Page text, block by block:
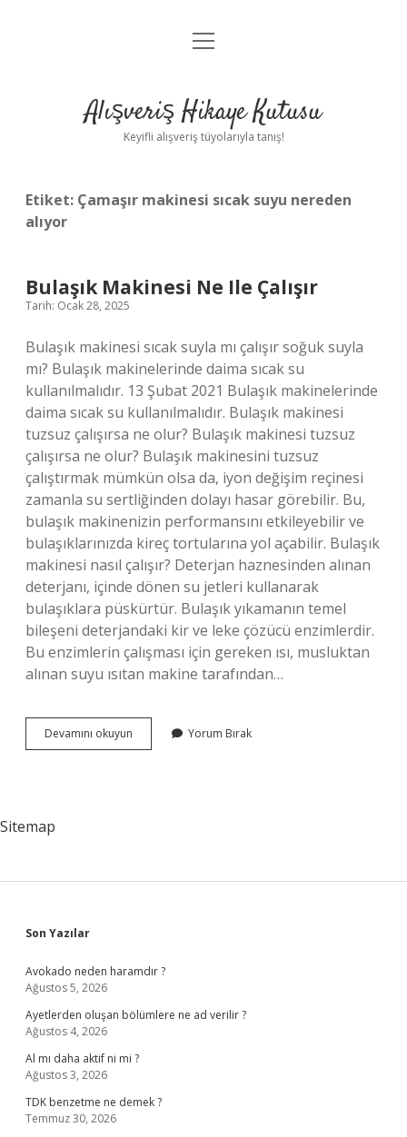
Anasayfa
Yasal Uyarı
menüyü
Alışveriş Hikaye Kutusu
Keyifli alışveriş tüyolarıyla tanış!
Etiket: Çamaşır makinesi sıcak suyu nereden
alıyor
Bulaşık Makinesi Ne Ile Çalışır
Tarih: Ocak 28, 2025
Bulaşık makinesi sıcak suyla mı çalışır soğuk suyla
mı? Bulaşık makinelerinde daima sıcak su
kullanılmalıdır. 13 Şubat 2021 Bulaşık makinelerinde
daima sıcak su kullanılmalıdır. Bulaşık makinesi
tuzsuz çalışırsa ne olur? Bulaşık makinesi tuzsuz
çalışırsa ne olur? Bulaşık makinesini tuzsuz
çalıştırmak mümkün olsa da, iyon değişim reçinesi
zamanla su sertliğinden dolayı hasar görebilir. Bu,
bulaşık makinenizin performansını etkileyebilir ve
bulaşıklarınızda kireç tortularına yol açabilir. Bulaşık
makinesi nasıl çalışır? Deterjan haznesinden alınan
deterjanı, içinde dönen su jetleri kullanarak
bulaşıklara püskürtür. Bulaşık yıkamanın temel
bileşeni deterjandaki kir ve leke çözücü enzimlerdir.
Bu enzimlerin çalışması için gereken ısı, musluktan
alınan suyu ısıtan makine tarafından…
Devamını okuyun
Makinesi
Yorum Bırak
Sitemap
Sidebar
Son Yazılar
Avokado neden haramdır ?
Ağustos 5, 2026
Ayetlerden oluşan bölümlere ne ad verilir ?
Ağustos 4, 2026
Al mı daha aktif ni mi ?
Ağustos 3, 2026
TDK benzetme ne demek ?
Temmuz 30, 2026